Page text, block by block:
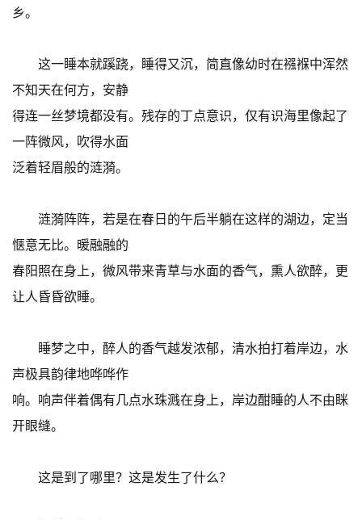
乡。
这一睡本就蹊跷，睡得又沉，简直像幼时在襁褓中浑然
不知天在何方，安静
得连一丝梦境都没有。残存的丁点意识，仅有识海里像起了
一阵微风，吹得水面
泛着轻眉般的涟漪。
涟漪阵阵，若是在春日的午后半躺在这样的湖边，定当
惬意无比。暖融融的
春阳照在身上，微风带来青草与水面的香气，熏人欲醉，更
让人昏昏欲睡。
睡梦之中，醉人的香气越发浓郁，清水拍打着岸边，水
声极具韵律地哗哗作
响。响声伴着偶有几点水珠溅在身上，岸边酣睡的人不由眯
开眼缝。
这是到了哪里？这是发生了什么？